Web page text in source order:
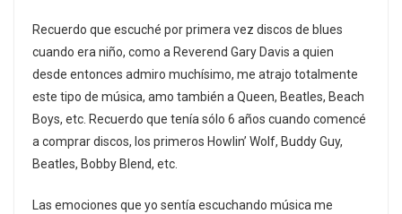
Recuerdo que escuché por primera vez discos de blues
cuando era niño, como a Reverend Gary Davis a quien
desde entonces admiro muchísimo, me atrajo totalmente
este tipo de música, amo también a Queen, Beatles, Beach
Boys, etc. Recuerdo que tenía sólo 6 años cuando comencé
a comprar discos, los primeros Howlin’ Wolf, Buddy Guy,
Beatles, Bobby Blend, etc.
Las emociones que yo sentía escuchando música me